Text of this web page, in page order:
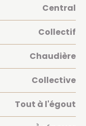
Central
Collectif
Chaudière
Collective
Tout à l'égout